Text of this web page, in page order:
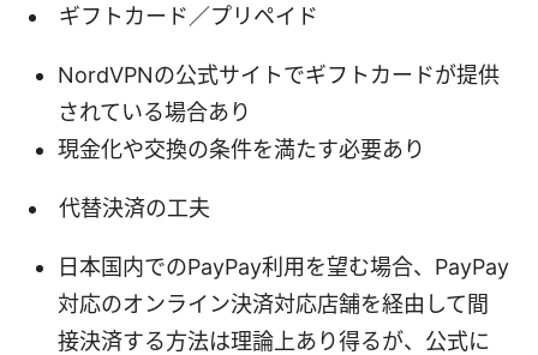
ギフトカード／プリペイド
NordVPNの公式サイトでギフトカードが提供
されている場合あり
現金化や交換の条件を満たす必要あり
代替決済の工夫
日本国内でのPayPay利用を望む場合、PayPay
対応のオンライン決済対応店舗を経由して間
接決済する方法は理論上あり得るが、公式に